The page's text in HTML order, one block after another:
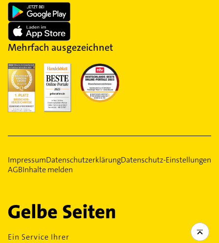
Mehrfach ausgezeichnet
ImpressumDatenschutzerklärungDatenschutz-Einstellungen
AGBInhalte melden
Ein Service Ihrer